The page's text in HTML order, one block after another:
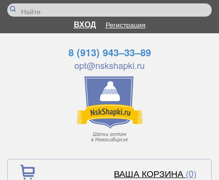
ВХОД Регистрация
8 (913) 943–33–89
opt@nskshapki.ru
ВАША КОРЗИНА (0)